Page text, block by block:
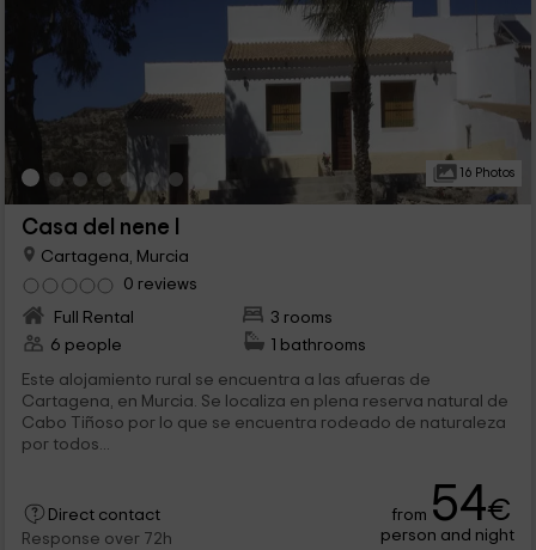
16 Photos
Casa del nene I
Cartagena, Murcia
0 reviews
Full Rental
3 rooms
6 people
1 bathrooms
Este alojamiento rural se encuentra a las afueras de
Cartagena, en Murcia. Se localiza en plena reserva natural de
Cabo Tiñoso por lo que se encuentra rodeado de naturaleza
por todos...
Direct contact
Response over 72h
from 54€
person and night